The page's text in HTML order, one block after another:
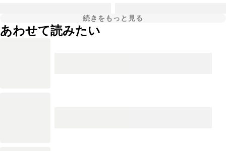
続きをもっと見る
あわせて読みたい